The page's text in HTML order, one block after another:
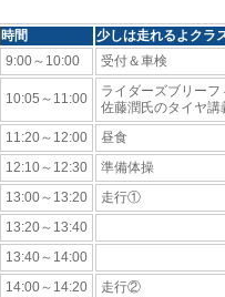
時間
少しは走れるよクラ
9:00～10:00
受付＆車検
10:05～11:00
ライダーズブリーフ
佐藤潤氏のタイヤ講
11:20～12:00
昼食
12:10～12:30
準備体操
13:00～13:20
走行①
13:20～13:40
13:40～14:00
14:00～14:20
走行②